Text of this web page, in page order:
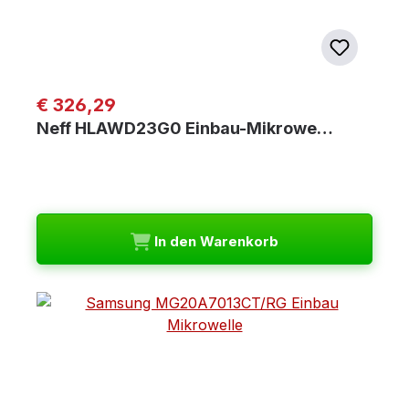
Regulärer Preis:
€ 326,29
Neff HLAWD23G0 Einbau-Mikrowe…
In den Warenkorb